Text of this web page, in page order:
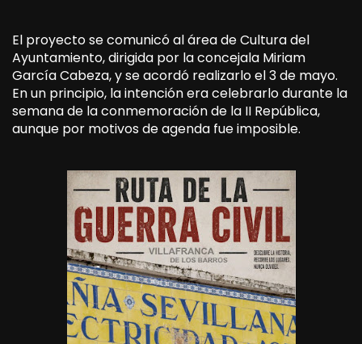
El proyecto se comunicó al área de Cultura del
Ayuntamiento, dirigida por la concejala Miriam
García Cabeza, y se acordó realizarlo el 3 de mayo.
En un principio, la intención era celebrarlo durante la
semana de la conmemoración de la II República,
aunque por motivos de agenda fue imposible.